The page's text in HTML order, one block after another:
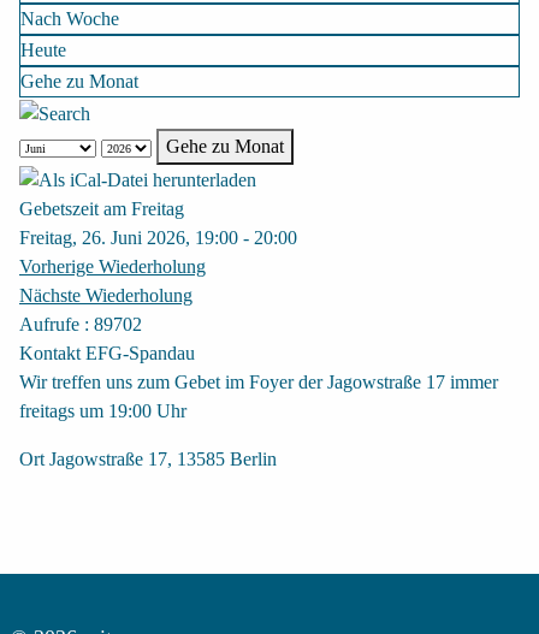
Nach Woche
Heute
Gehe zu Monat
Gehe zu Monat
Gebetszeit am Freitag
Freitag, 26. Juni 2026, 19:00 - 20:00
Vorherige Wiederholung
Nächste Wiederholung
Aufrufe : 89702
Kontakt EFG-Spandau
Wir treffen uns zum Gebet im Foyer der Jagowstraße 17 immer
freitags um 19:00 Uhr
Ort Jagowstraße 17, 13585 Berlin